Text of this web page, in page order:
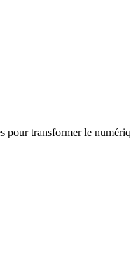
pour transformer le